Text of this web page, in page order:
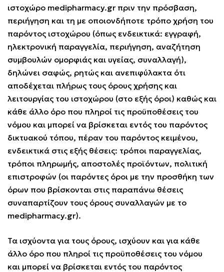
ιστοχώρο medipharmacy.gr πριν την πρόσβαση,
περιήγηση και τη με οποιονδήποτε τρόπο χρήση του
παρόντος ιστοχώρου (όπως ενδεικτικά: εγγραφή,
ηλεκτρονική παραγγελία, περιήγηση, αναζήτηση
συμβουλών ομορφιάς και υγείας, συναλλαγή),
δηλώνει σαφώς, ρητώς και ανεπιφύλακτα ότι
αποδέχεται πλήρως τους όρους χρήσης και
λειτουργίας του ιστοχώρου (στο εξής όροι) καθώς και
κάθε άλλο όρο που πληροί τις προϋποθέσεις του
νόμου και μπορεί να βρίσκεται εντός του παρόντος
δικτυακού τόπου, πέραν του παρόντος κειμένου,
ενδεικτικά στις εξής θέσεις: τρόποι παραγγελίας,
τρόποι πληρωμής, αποστολές προϊόντων, πολιτική
επιστροφών (οι παρόντες όροι με την προσθήκη των
όρων που βρίσκονται στις παραπάνω θέσεις
συναπαρτίζουν τους όρους συναλλαγών με το
medipharmacy.gr).
Τα ισχύοντα για τους όρους, ισχύουν και για κάθε
άλλο όρο που πληροί τις προϋποθέσεις του νόμου
και μπορεί να βρίσκεται εντός του παρόντος